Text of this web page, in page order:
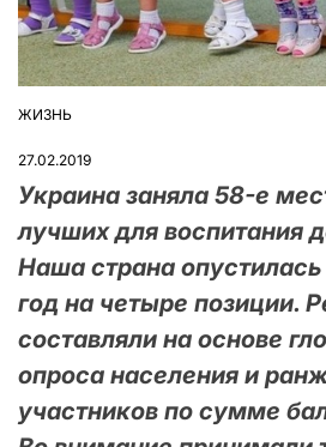
ОПУБЛІКУВАТИ
ЖИЗНЬ
27.02.2019
Украина заняла 58-е
лучших для воспитания
Наша страна
год на четыре позиции.
составляли на основе
опроса населения и
участников по сумме